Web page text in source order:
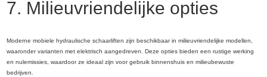
7. Milieuvriendelijke opties
Moderne mobiele hydraulische schaarliften zijn beschikbaar in milieuvriendelijke modellen,
waaronder varianten met elektrisch aangedreven. Deze opties bieden een rustige werking
en nulemissies, waardoor ze ideaal zijn voor gebruik binnenshuis en milieubewuste
bedrijven.